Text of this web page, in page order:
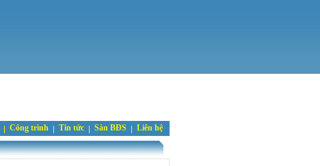
Công trình Tin tức Sàn BĐS Liên hệ